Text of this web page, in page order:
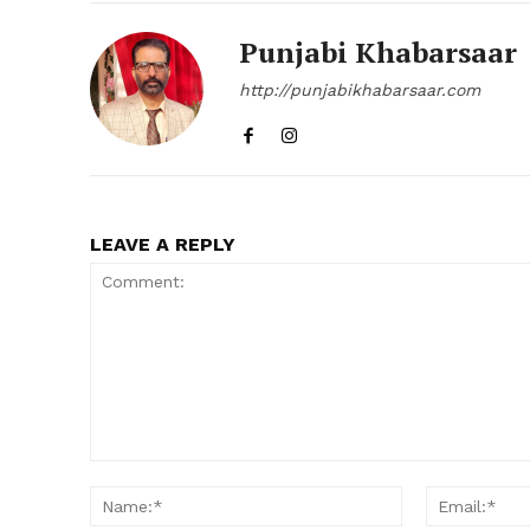
Punjabi Khabarsaar
http://punjabikhabarsaar.com
LEAVE A REPLY
Name:*